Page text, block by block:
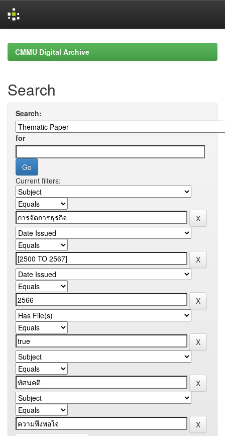
navigationCMMU Digital Archive
Search
Search:
for
Current filters: